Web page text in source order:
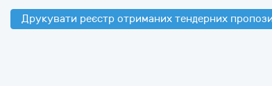
Друкувати реєстр отриманих тендерних